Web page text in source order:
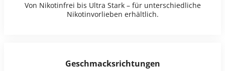
Von Nikotinfrei bis Ultra Stark – für unterschiedliche
Nikotinvorlieben erhältlich.
Geschmacksrichtungen